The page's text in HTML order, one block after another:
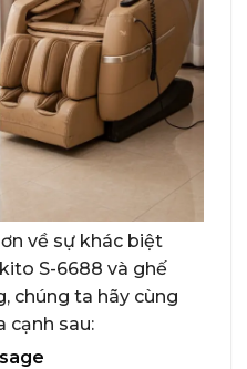
về sự khác biệt
S-6688 và ghế
chúng ta hãy cùng
cạnh sau: